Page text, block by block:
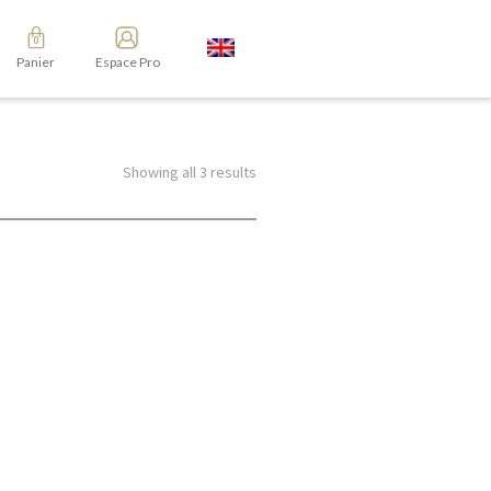
Panier Espace Pro
Showing all 3 results